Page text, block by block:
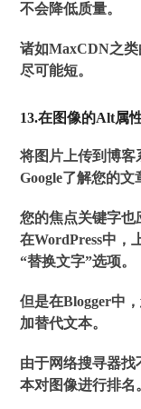
不会降低质量。
诸如MaxCDN之
尽可能短。
13.在图像的Alt属
将图片上传到博客
Google了解您的文
您的焦点关键字也
在WordPress中，
“替换文字”选项。
但是在Blogger中
加替代文本。
由于网络搜寻器
本对图像进行排名